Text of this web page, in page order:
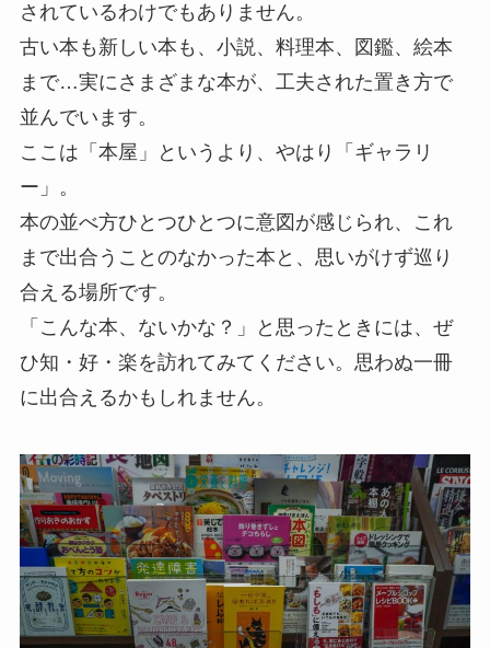
されているわけでもありません。
古い本も新しい本も、小説、料理本、図鑑、絵本
まで…実にさまざまな本が、工夫された置き方で
並んでいます。
ここは「本屋」というより、やはり「ギャラリ
ー」。
本の並べ方ひとつひとつに意図が感じられ、これ
まで出合うことのなかった本と、思いがけず巡り
合える場所です。
「こんな本、ないかな？」と思ったときには、ぜ
ひ知・好・楽を訪れてみてください。思わぬ一冊
に出合えるかもしれません。